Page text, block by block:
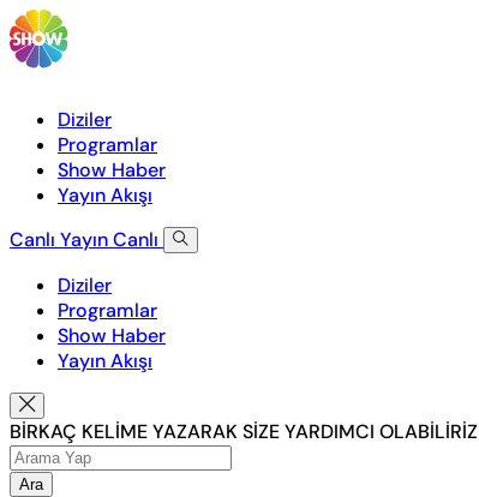
Diziler
Programlar
Show Haber
Yayın Akışı
Canlı YayınCanlı
Diziler
Programlar
Show Haber
Yayın Akışı
BİRKAÇ KELİME YAZARAK SİZE YARDIMCI OLABİLİRİZ
Ara